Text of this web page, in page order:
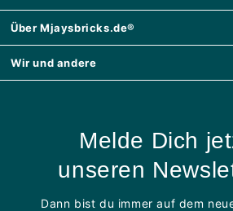
Über Mjaysbricks.de®
Wir und andere
Melde Dich
unseren
Dann bist du immer auf dem